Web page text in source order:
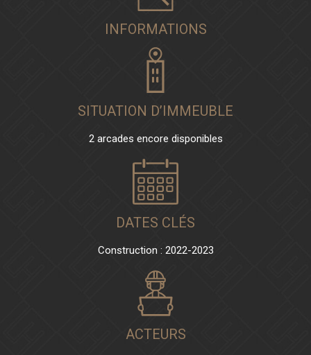
INFORMATIONS
SITUATION D’IMMEUBLE
2 arcades encore disponibles
DATES CLÉS
Construction : 2022-2023
ACTEURS